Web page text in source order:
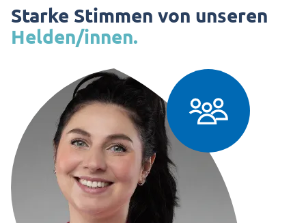
Starke Stimmen von unseren
Helden/innen.